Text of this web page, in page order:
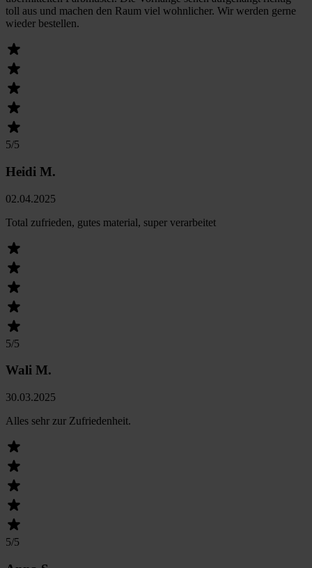
toll aus und machen den Raum viel wohnlicher. Wir werden gerne
wieder bestellen.
5/5
Heidi M.
02.04.2025
Total zufrieden, gutes material, super verarbeitet
5/5
Wali M.
30.03.2025
Alles sehr zur Zufriedenheit.
5/5